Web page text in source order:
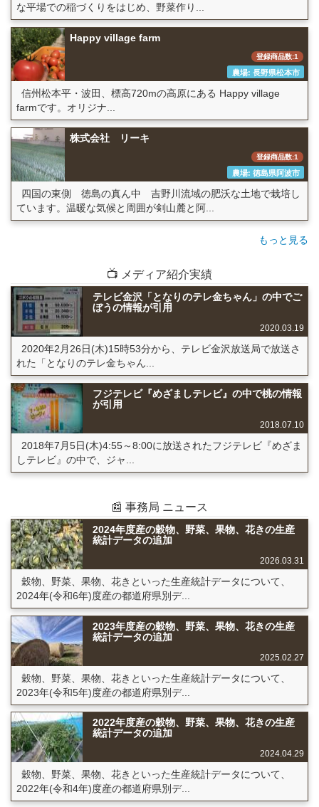
な平場での稲づくりをはじめ、野菜作り...
Happy village farm
登録商品数:1
農場: 長野県松本市
信州松本平・波田、標高720mの高原にある Happy village
farmです。オリジナ...
株式会社 リーキ
登録商品数:1
農場: 徳島県阿波市
四国の東側 徳島の真ん中 吉野川流域の肥沃な土地で栽培し
ています。温暖な気候と周囲が剣山麓と阿...
もっと見る
📺 メディア紹介実績
テレビ金沢「となりのテレ金ちゃん」の中でご
ぼうの情報が引用
2020.03.19
2020年2月26日(木)15時53分から、テレビ金沢放送局で放送さ
れた「となりのテレ金ちゃん...
フジテレビ『めざましテレビ』の中で桃の情報
が引用
2018.07.10
2018年7月5日(木)4:55～8:00に放送されたフジテレビ『めざま
しテレビ』の中で、ジャ...
📰 事務局 ニュース
2024年度産の穀物、野菜、果物、花きの生産
統計データの追加
2026.03.31
穀物、野菜、果物、花きといった生産統計データについて、
2024年(令和6年)度産の都道府県別デ...
2023年度産の穀物、野菜、果物、花きの生産
統計データの追加
2025.02.27
穀物、野菜、果物、花きといった生産統計データについて、
2023年(令和5年)度産の都道府県別デ...
2022年度産の穀物、野菜、果物、花きの生産
統計データの追加
2024.04.29
穀物、野菜、果物、花きといった生産統計データについて、
2022年(令和4年)度産の都道府県別デ...